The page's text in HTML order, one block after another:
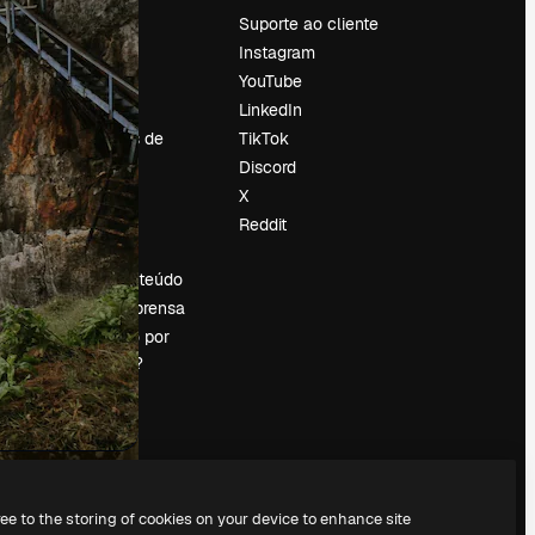
Preços
Sobre nós
Reviews
Emprego
Tendências de
pesquisa
Blog
Eventos
Slidesgo
Vender conteúdo
Sala de imprensa
Procurando por
magnific.ai?
Suporte ao cliente
Instagram
YouTube
LinkedIn
TikTok
Discord
X
Reddit
to the storing of cookies on your device to enhance site